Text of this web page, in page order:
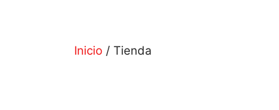
Inicio/ Tienda